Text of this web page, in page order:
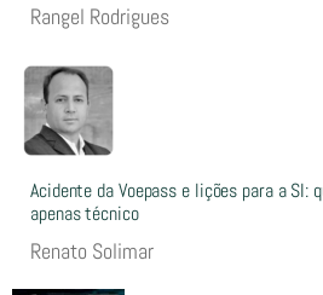
Rangel Rodrigues
Acidente da Voepass e lições para a SI:
apenas técnico
Renato Solimar